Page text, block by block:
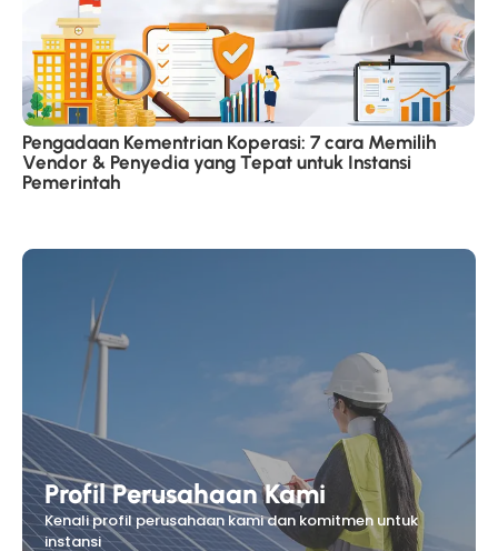
Pengadaan Kementrian Koperasi: 7 cara Memilih
Vendor & Penyedia yang Tepat untuk Instansi
Pemerintah
Profil Perusahaan Kami
Kenali profil perusahaan kami dan komitmen untuk
instansi